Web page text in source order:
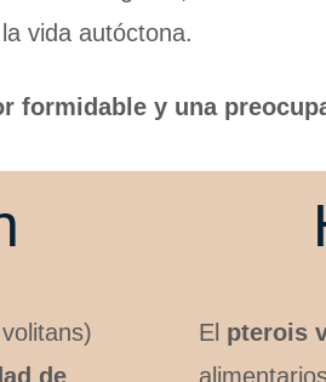
vida autóctona.
formidable y una
de
El pterois